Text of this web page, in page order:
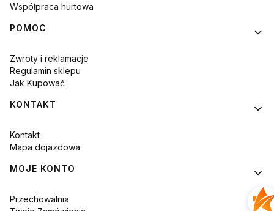
Współpraca hurtowa
POMOC
Zwroty i reklamacje
Regulamin sklepu
Jak Kupować
KONTAKT
Kontakt
Mapa dojazdowa
MOJE KONTO
Przechowalnia